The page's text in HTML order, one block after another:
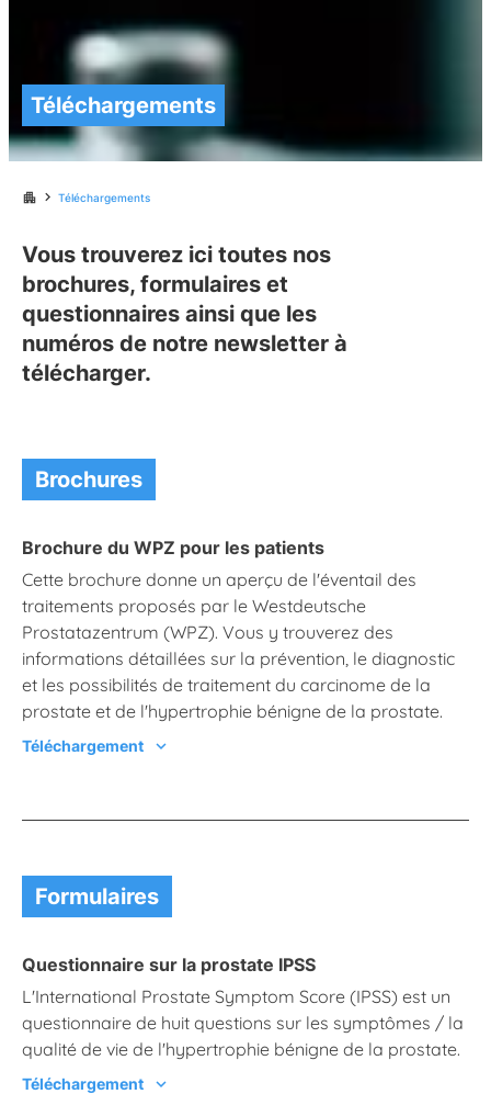
Téléchargements
apartment chevron_right Téléchargements
Vous trouverez ici toutes nos
brochures, formulaires et
questionnaires ainsi que les
numéros de notre newsletter à
télécharger.
Brochures
Brochure du WPZ pour les patients
Cette brochure donne un aperçu de l'éventail des
traitements proposés par le Westdeutsche
Prostatazentrum (WPZ). Vous y trouverez des
informations détaillées sur la prévention, le diagnostic
et les possibilités de traitement du carcinome de la
prostate et de l'hypertrophie bénigne de la prostate.
Téléchargement chevron_right
Formulaires
Questionnaire sur la prostate IPSS
L'International Prostate Symptom Score (IPSS) est un
questionnaire de huit questions sur les symptômes / la
qualité de vie de l'hypertrophie bénigne de la prostate.
Téléchargement chevron_right